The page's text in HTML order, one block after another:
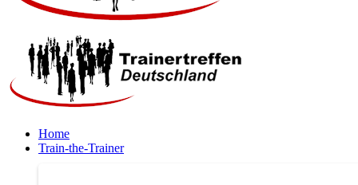
Home
Train-the-Trainer